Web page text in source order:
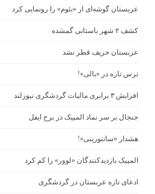
عربستان گوشه‌ای از «نئوم» را رونمایی کرد
کشف ۲ شهر باستانی گمشده
عربستان حریف قطر نشد
ترس تازه در «بالی»!
افزایش ۳ برابری مالیات گردشگری نیوزلند
جنجال بر سر نماد المپیک در برج ایفل
هشدار «سانتورینی»!
المپیک بازدیدکنندگان «لوور» را کم کرد
ادعای تازه عربستان در گردشگری